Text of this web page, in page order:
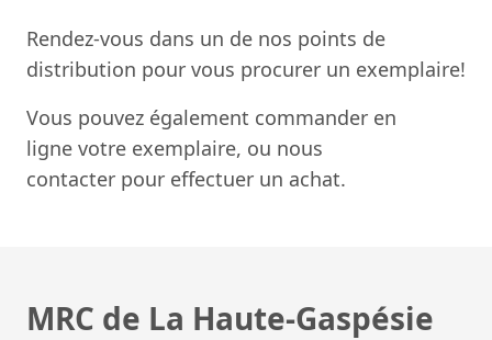
Rendez-vous dans un de nos points de
distribution pour vous procurer un exemplaire!
Vous pouvez également commander en
ligne votre exemplaire, ou nous
contacter pour effectuer un achat.
MRC de La Haute-Gaspésie